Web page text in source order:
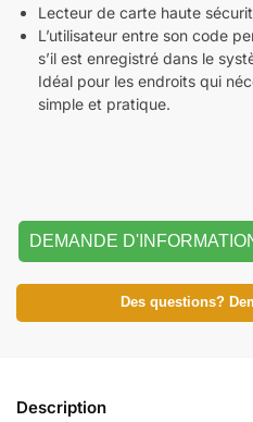
Lecteur de carte haute
L’utilisateur entre son code
s’il est enregistré dans le
Idéal pour les endroits qui
simple et pratique.
DEMANDE
Des questions?
Description